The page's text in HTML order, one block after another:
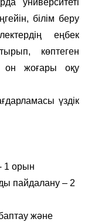
білім беру
еңбек
көптеген
он жоғары оқу
үздік
1 орын
пайдалану – 2
және